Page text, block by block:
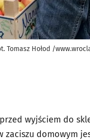
Tomasz Hołod /
wyjściem do
zaciszu domowym